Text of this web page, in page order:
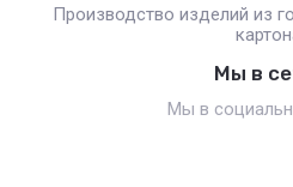
Производство изделий из
Мы в
Мы в